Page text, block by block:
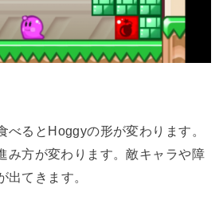
べるとHoggyの形が変わります。
み方が変わります。敵キャラや障
出てきます。